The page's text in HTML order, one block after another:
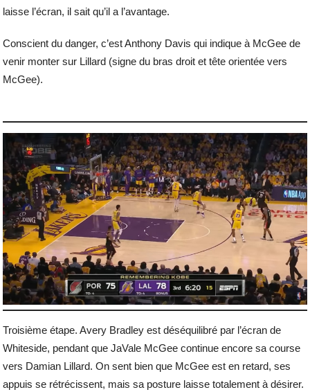
laisse l’écran, il sait qu’il a l’avantage.
Conscient du danger, c’est Anthony Davis qui indique à McGee de
venir monter sur Lillard (signe du bras droit et tête orientée vers
McGee).
Troisième étape. Avery Bradley est déséquilibré par l’écran de
Whiteside, pendant que JaVale McGee continue encore sa course
vers Damian Lillard. On sent bien que McGee est en retard, ses
appuis se rétrécissent, mais sa posture laisse totalement à désirer.